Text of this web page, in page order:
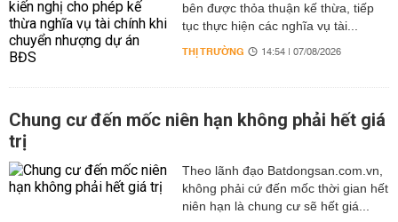
bên được thỏa thuận kế thừa, tiếp
tục thực hiện các nghĩa vụ tài...
THỊ TRƯỜNG 14:54 | 07/08/2026
Chung cư đến mốc niên hạn không phải hết giá
trị
Theo lãnh đạo Batdongsan.com.vn,
không phải cứ đến mốc thời gian hết
niên hạn là chung cư sẽ hết giá...